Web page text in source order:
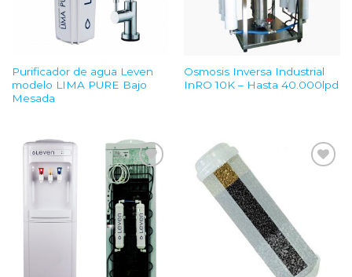
Purificador de agua Leven
modelo LIMA PURE Bajo
Mesada
Osmosis Inversa Industrial
InRO 10K – Hasta 40.000lpd
Add to
Wishlist